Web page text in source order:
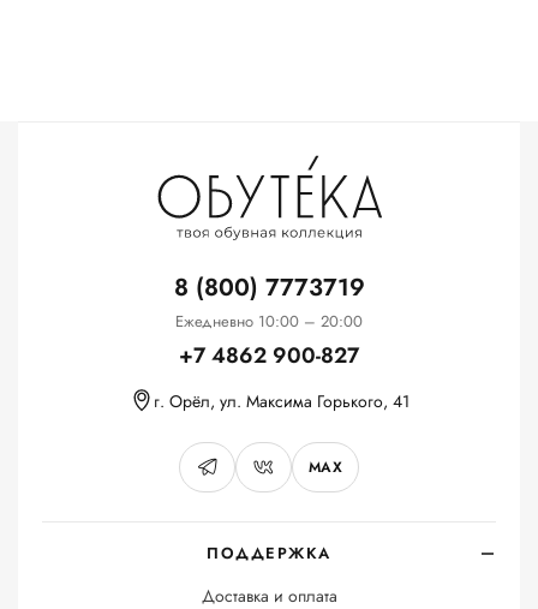
ПОДДЕРЖКА
Доставка и оплата
8 (800) 7773719
Ежедневно 10:00 – 20:00
+7 4862 900-827
г. Орёл, ул. Максима Горького, 41
MAX